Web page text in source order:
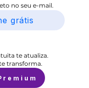
no seu e-mail.
grátis
te atualiza.
transforma.